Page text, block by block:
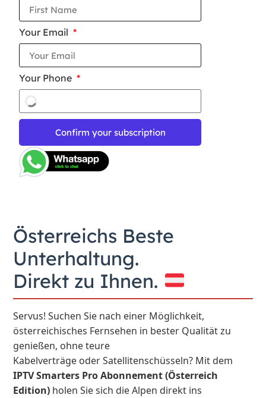
Your Email
Your Phone
Confirm your subscription
Österreichs Beste
Unterhaltung.
Direkt zu Ihnen.
Servus! Suchen Sie nach einer Möglichkeit,
österreichisches Fernsehen in bester Qualität zu
genießen, ohne teure
Kabelverträge oder Satellitenschüsseln? Mit dem
IPTV Smarters Pro Abonnement (Österreich
Edition) holen Sie sich die Alpen direkt ins